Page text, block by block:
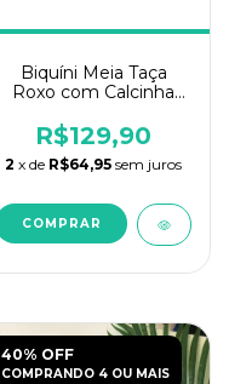
Biquíni Meia Taça
Roxo com Calcinha
R$129,90
2 x de R$64,95 sem juros
COMPRAR
40% OFF
COMPRANDO 4 OU MAIS